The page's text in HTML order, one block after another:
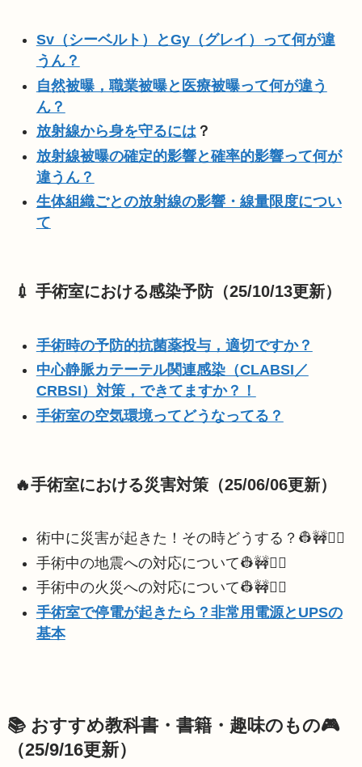
Sv（シーベルト）とGy（グレイ）って何が違
うん？
自然被曝，職業被曝と医療被曝って何が違う
ん？
放射線から身を守るには？
放射線被曝の確定的影響と確率的影響って何が
違うん？
生体組織ごとの放射線の影響・線量限度につい
て
💉 手術室における感染予防（25/10/13更新）
手術時の予防的抗菌薬投与，適切ですか？
中心静脈カテーテル関連感染（CLABSI／
CRBSI）対策，できてますか？！
手術室の空気環境ってどうなってる？
🔥手術室における災害対策（25/06/06更新）
術中に災害が起きた！その時どうする？👷🚧👷‍♀️
手術中の地震への対応について👷🚧👷‍♀️
手術中の火災への対応について👷🚧👷‍♀️
手術室で停電が起きたら？非常用電源とUPSの
基本
📚 おすすめ教科書・書籍・趣味のもの🎮
（25/9/16更新）